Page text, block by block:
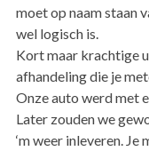
moet op naam staan
wel logisch is.
Kort maar krachtige
afhandeling die je
Onze auto werd met
Later zouden we
‘m weer inleveren.